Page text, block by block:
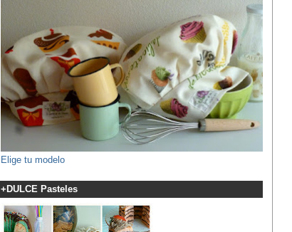
Elige tu modelo
+DULCE Pasteles